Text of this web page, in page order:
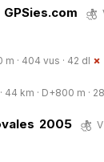
m · 404 vus · 42 dl
44 km · D+800 m ·
2005